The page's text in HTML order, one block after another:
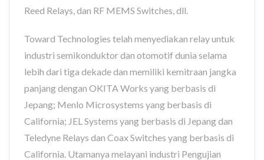
Reed Relays, dan RF MEMS Switches, dll.
Toward Technologies telah menyediakan relay untuk
industri semikonduktor dan otomotif dunia selama
lebih dari tiga dekade dan memiliki kemitraan jangka
panjang dengan OKITA Works yang berbasis di
Jepang; Menlo Microsystems yang berbasis di
California; JEL Systems yang berbasis di Jepang dan
Teledyne Relays dan Coax Switches yang berbasis di
California. Utamanya melayani industri Pengujian